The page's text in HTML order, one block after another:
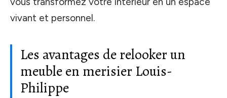
vivant et personnel.
Les avantages de relooker un
meuble en merisier Louis-
Philippe